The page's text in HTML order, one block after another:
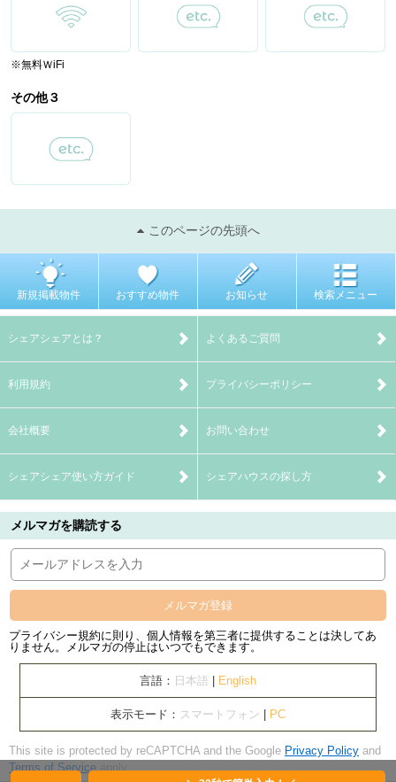
※無料ＷiFi
その他３
このページの先頭へ
新規掲載物件 おすすめ物件 お知らせ 検索メニュー
シェアシェアとは？ よくあるご質問
利用規約 プライバシーポリシー
会社概要 お問い合わせ
シェアシェア使い方ガイド シェアハウスの探し方
メルマガを購読する
メルマガ登録
プライバシー規約に則り、個人情報を第三者に提供することは決してあ
りません。メルマガの停止はいつでもできます。
言語： 日本語 | English
表示モード： スマートフォン | PC
This site is protected by reCAPTCHA and the Google Privacy Policy and
Terms of Service